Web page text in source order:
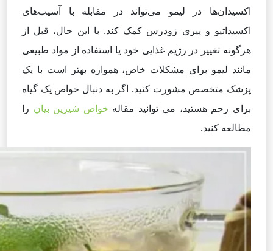
اکسیدان‌ها در لیمو می‌تواند در مقابله با آسیب‌های
اکسیداتیو و پیری زودرس کمک کند. با این حال، قبل از
هرگونه تغییر در رژیم غذایی خود یا استفاده از مواد طبیعی
مانند لیمو برای مشکلات خاص، همواره بهتر است با یک
پزشک متخصص مشورت کنید. اگر به دنبال خواص یک گیاه
برای رحم هستید، می توانید مقاله خواص شیرین بیان را
مطالعه کنید.